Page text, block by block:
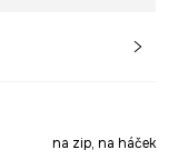
na zip, na háček